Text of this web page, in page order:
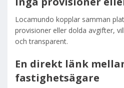
Locamundo kopplar samman
provisioner eller dolda avgifter,
och transparent.
En direkt länk
fastighetsägare